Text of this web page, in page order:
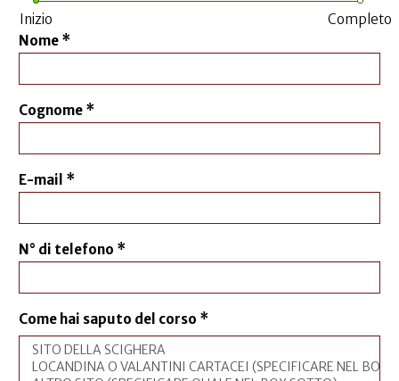
Inizio
Completo
Nome *
Cognome *
E-mail *
N° di telefono *
Come hai saputo del corso *